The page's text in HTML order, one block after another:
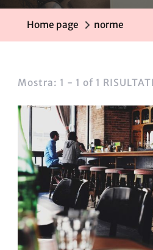
Home page norme
Mostra: 1 - 1 of 1 RISULTATI